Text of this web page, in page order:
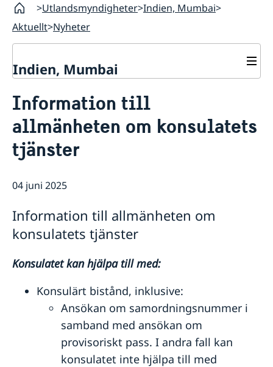
Utlandsmyndigheter Indien, Mumbai
Aktuellt Nyheter
Indien, Mumbai
Om oss
Personal
Affärsguide Sverige–Indien 2025
Affärsklimatstudie 2025/2026
Rösta i Indien
Så stöttar vi svenska företag
Vi är en resurs för svenska företag
Team Sweden
Svenska företag i Indien
Aktuellt
Lediga tjänster och praktikplatser
Information till
allmänheten om konsulatets
tjänster
04 juni 2025
Information till allmänheten om
konsulatets tjänster
Konsulatet kan hjälpa till med:
Konsulärt bistånd, inklusive:
Ansökan om samordningsnummer i
samband med ansökan om
provisoriskt pass. I andra fall kan
konsulatet inte hjälpa till med